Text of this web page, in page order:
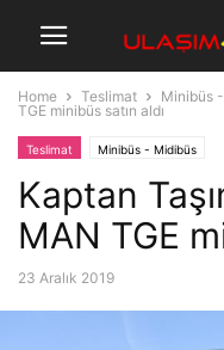
Home Teslimat Minibüs
TGE minibüs satın aldı
Teslimat Minibüs - Midibüs
Kaptan
MAN TGE
23 Aralık 2019